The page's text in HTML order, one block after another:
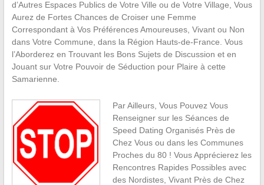
d’Autres Espaces Publics de Votre Ville ou de Votre Village, Vous
Aurez de Fortes Chances de Croiser une Femme
Correspondant à Vos Préférences Amoureuses, Vivant ou Non
dans Votre Commune, dans la Région Hauts-de-France. Vous
l’Aborderez en Trouvant les Bons Sujets de Discussion et en
Jouant sur Votre Pouvoir de Séduction pour Plaire à cette
Samarienne.
Par Ailleurs, Vous Pouvez Vous
Renseigner sur les Séances de
Speed Dating Organisés Près de
Chez Vous ou dans les Communes
Proches du 80 ! Vous Apprécierez les
Rencontres Rapides Possibles avec
des Nordistes, Vivant Près de Chez